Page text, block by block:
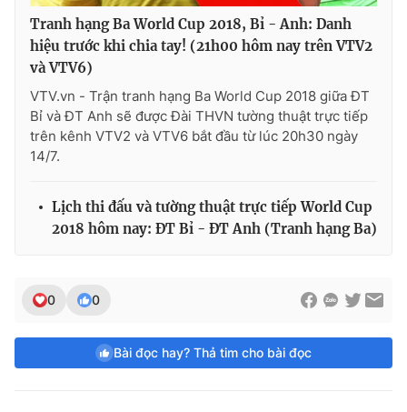
Tranh hạng Ba World Cup 2018, Bỉ - Anh: Danh
hiệu trước khi chia tay! (21h00 hôm nay trên VTV2
và VTV6)
VTV.vn - Trận tranh hạng Ba World Cup 2018 giữa ĐT
Bỉ và ĐT Anh sẽ được Đài THVN tường thuật trực tiếp
trên kênh VTV2 và VTV6 bắt đầu từ lúc 20h30 ngày
14/7.
Lịch thi đấu và tường thuật trực tiếp World Cup
2018 hôm nay: ĐT Bỉ - ĐT Anh (Tranh hạng Ba)
0 0
Bài đọc hay? Thả tim cho bài đọc